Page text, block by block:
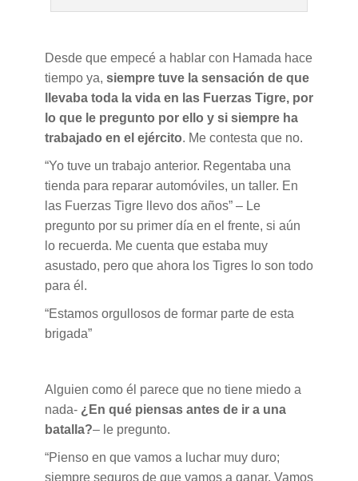
Desde que empecé a hablar con Hamada hace
tiempo ya, siempre tuve la sensación de que
llevaba toda la vida en las Fuerzas Tigre, por
lo que le pregunto por ello y si siempre ha
trabajado en el ejército. Me contesta que no.
“Yo tuve un trabajo anterior. Regentaba una
tienda para reparar automóviles, un taller. En
las Fuerzas Tigre llevo dos años” – Le
pregunto por su primer día en el frente, si aún
lo recuerda. Me cuenta que estaba muy
asustado, pero que ahora los Tigres lo son todo
para él.
“Estamos orgullosos de formar parte de esta
brigada”
Alguien como él parece que no tiene miedo a
nada- ¿En qué piensas antes de ir a una
batalla?– le pregunto.
“Pienso en que vamos a luchar muy duro;
siempre seguros de que vamos a ganar. Vamos